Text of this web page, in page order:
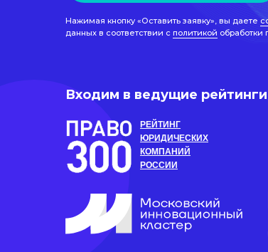
Нажимая кнопку «Оставить заявку», вы даете
данных в соответствии с политикой обработки
Входим в ведущие
РЕЙТИНГ
ЮРИДИЧЕСКИХ
КОМПАНИЙ
РОССИИ